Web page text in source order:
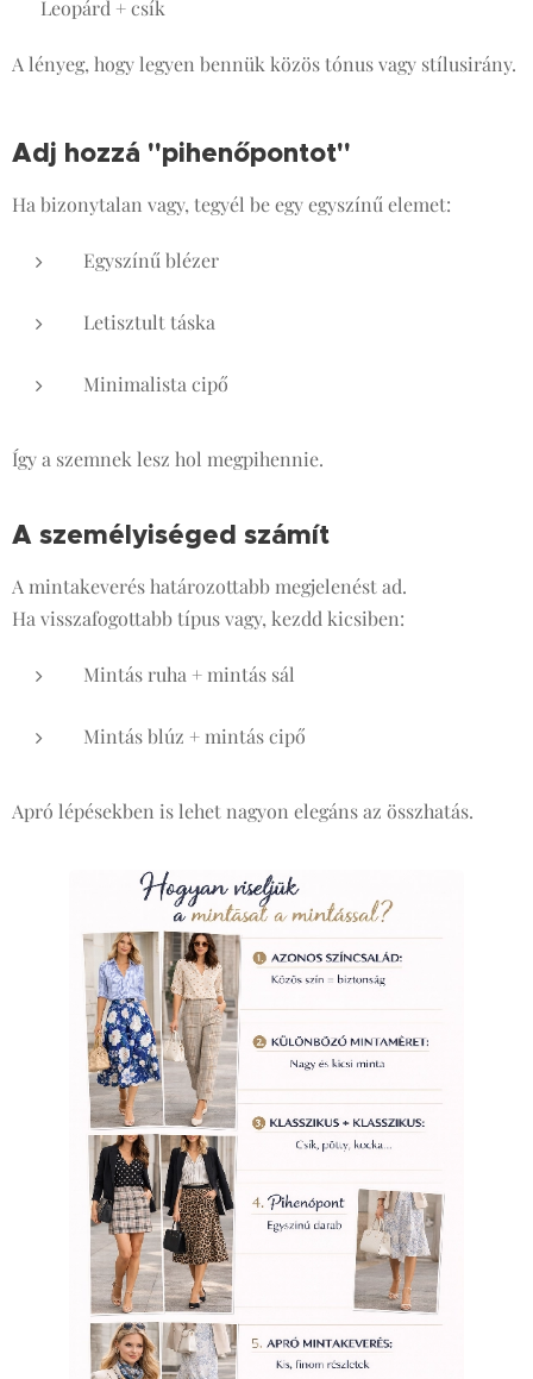
✔ Leopárd + csík
A lényeg, hogy legyen bennük közös tónus vagy stílusirány.
Adj hozzá "pihenőpontot"
Ha bizonytalan vagy, tegyél be egy egyszínű elemet:
Egyszínű blézer
Letisztult táska
Minimalista cipő
Így a szemnek lesz hol megpihennie.
A személyiséged számít
A mintakeverés határozottabb megjelenést ad.
Ha visszafogottabb típus vagy, kezdd kicsiben:
Mintás ruha + mintás sál
Mintás blúz + mintás cipő
Apró lépésekben is lehet nagyon elegáns az összhatás.